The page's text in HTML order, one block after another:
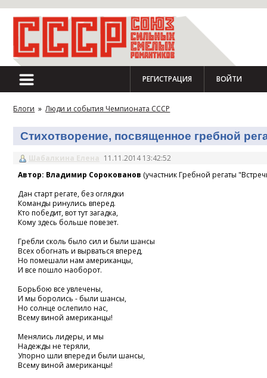
РЕГИСТРАЦИЯ ВОЙТИ
Блоги » Люди и события Чемпионата СССР
Стихотворение, посвященное гребной
Шабалкина Елена 11.11.2014 13:42:52
Автор: Владимир Сорокованов (участник Гребной регаты
Дан старт регате, без оглядки
Команды ринулись вперед.
Кто победит, вот тут загадка,
Кому здесь больше повезет.
Гребли сколь было сил и были шансы
Всех обогнать и вырваться вперед,
Но помешали нам американцы,
И все пошло наоборот.
Борьбою все увлечены,
И мы боролись - были шансы,
Но солнце ослепило нас,
Всему виной американцы!
Менялись лидеры, и мы
Надежды не теряли,
Упорно шли вперед и были шансы,
Всему виной американцы!